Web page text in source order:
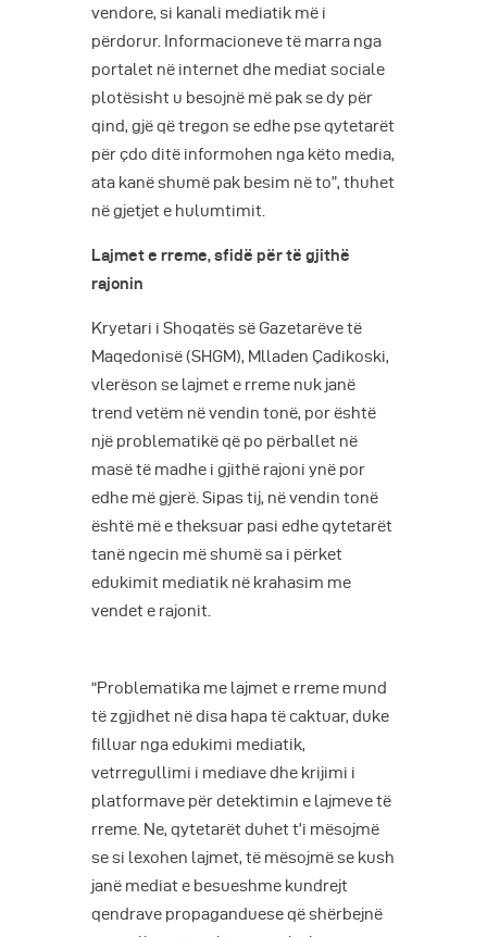
vendore, si kanali mediatik më i
përdorur. Informacioneve të marra nga
portalet në internet dhe mediat sociale
plotësisht u besojnë më pak se dy për
qind, gjë që tregon se edhe pse qytetarët
për çdo ditë informohen nga këto media,
ata kanë shumë pak besim në to”, thuhet
në gjetjet e hulumtimit.
Lajmet e rreme, sfidë për të gjithë
rajonin
Kryetari i Shoqatës së Gazetarëve të
Maqedonisë (SHGM), Mlladen Çadikoski,
vlerëson se lajmet e rreme nuk janë
trend vetëm në vendin tonë, por është
një problematikë që po përballet në
masë të madhe i gjithë rajoni ynë por
edhe më gjerë. Sipas tij, në vendin tonë
është më e theksuar pasi edhe qytetarët
tanë ngecin më shumë sa i përket
edukimit mediatik në krahasim me
vendet e rajonit.
“Problematika me lajmet e rreme mund
të zgjidhet në disa hapa të caktuar, duke
filluar nga edukimi mediatik,
vetrregullimi i mediave dhe krijimi i
platformave për detektimin e lajmeve të
rreme. Ne, qytetarët duhet t’i mësojmë
se si lexohen lajmet, të mësojmë se kush
janë mediat e besueshme kundrejt
qendrave propaganduese që shërbejnë